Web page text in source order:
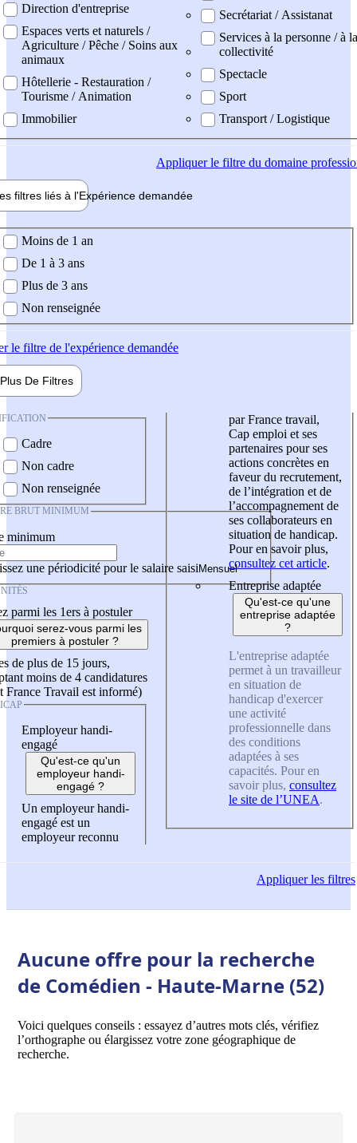
Direction d'entreprise
Espaces verts et naturels /
Agriculture / Pêche / Soins aux
animaux
Hôtellerie - Restauration /
Tourisme / Animation
Immobilier
Secrétariat / Assistanat
Services à la personne / à la
collectivité
Spectacle
Sport
Transport / Logistique
Appliquerle filtre du domaine
filtres liés à l'Expérience demandée
demandée
Moins de 1 an
De 1 à 3 ans
Plus de 3 ans
Non renseignée
le filtre de l'expérience demandée
Plus De Filtres
Cadre
Non cadre
Non renseignée
BRUT MINIMUM
minimum
une périodicité pour le salaire saisi
parmi les 1ers à postuler
serez-vous parmi les
premiers à postuler ?
de plus de 15 jours,
moins de 4 candidatures
France Travail est informé)
Employeur handi-
engagé
Qu'est-ce qu'un
employeur handi-
engagé ?
Un employeur handi-
engagé est un
employeur reconnu
par France travail,
Cap emploi et ses
partenaires pour ses
actions concrètes en
faveur du recrutement,
de l’intégration et de
l’accompagnement de
ses collaborateurs en
situation de handicap.
Pour en savoir plus,
consultez cet article.
Entreprise adaptée
Qu'est-ce qu'une
entreprise adaptée
?
L'entreprise adaptée
permet à un travailleur
en situation de
handicap d'exercer
une activité
professionnelle dans
des conditions
adaptées à ses
capacités. Pour en
savoir plus, consultez
le site de l’UNEA.
Appliquerles filtres
Aucune offre pour la recherche
de Comédien - Haute-Marne (52)
Voici quelques conseils : essayez d’autres mots clés, vérifiez
l’orthographe ou élargissez votre zone géographique de
recherche.